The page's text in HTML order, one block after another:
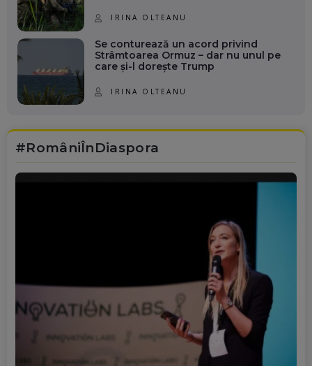
IRINA OLTEANU
Se conturează un acord privind
Strâmtoarea Ormuz – dar nu unul pe
care și-l dorește Trump
IRINA OLTEANU
#RomâniÎnDiaspora